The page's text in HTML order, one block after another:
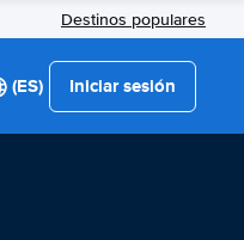
Destinos populares
(ES) Iniciar sesión